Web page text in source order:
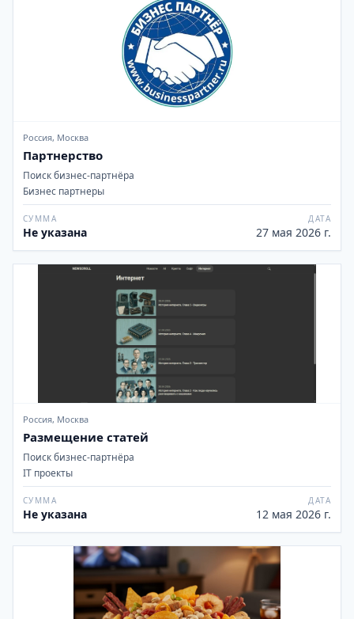
Россия, Москва
Партнерcтво
Поиск бизнес-партнёра
Бизнес партнеры
СУММА
Не указана
ДАТА
27 мая 2026 г.
Россия, Москва
Размещение статей
Поиск бизнес-партнёра
IT проекты
СУММА
Не указана
ДАТА
12 мая 2026 г.